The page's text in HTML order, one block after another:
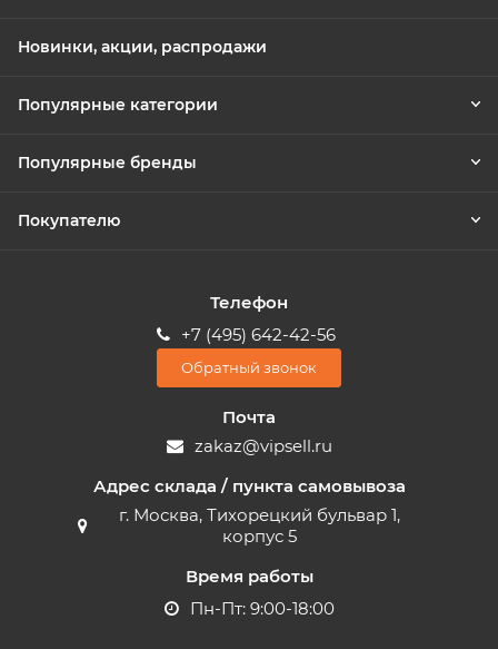
Новинки, акции, распродажи
Популярные категории
Популярные бренды
Покупателю
Телефон
+7 (495) 642-42-56
Обратный звонок
Почта
zakaz@vipsell.ru
Адрес склада / пункта самовывоза
г. Москва, Тихорецкий бульвар 1,
корпус 5
Время работы
Пн-Пт: 9:00-18:00